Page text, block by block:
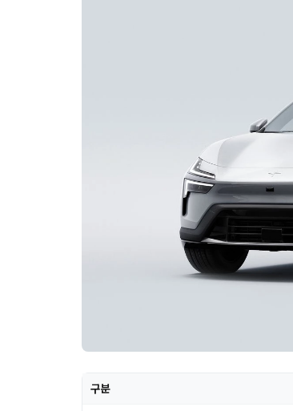
구분